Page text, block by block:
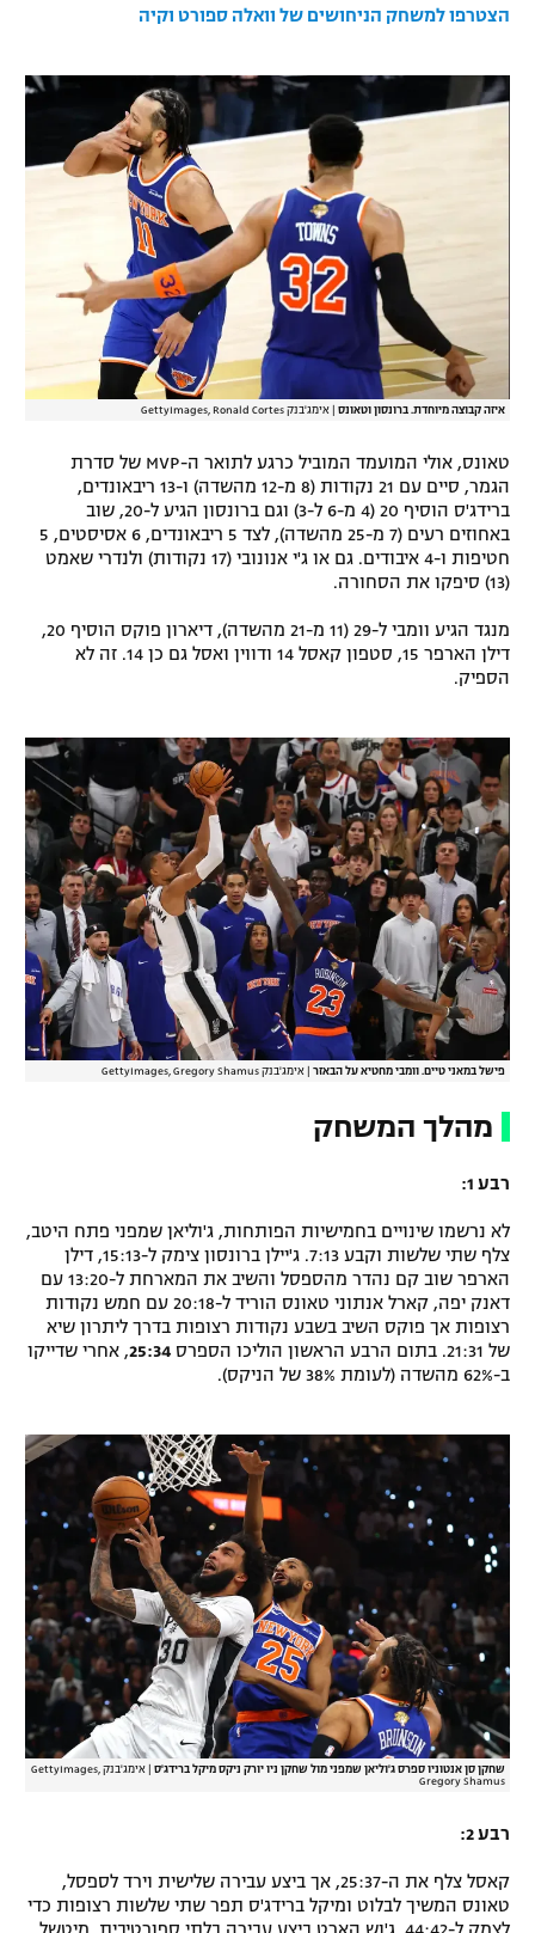
הצטרפו למשחק הניחושים של וואלה ספורט וקיה
איזה קבוצה מיוחדת. ברונסון וטאונס אימג'בנק GettyImages, Ronald Cortes
טאונס, אולי המועמד המוביל כרגע לתואר ה-MVP של סדרת
הגמר, סיים עם 21 נקודות (8 מ-12 מהשדה) ו-13 ריבאונדים,
ברידג'ס הוסיף 20 (4 מ-6 ל-3) וגם ברונסון הגיע ל-20, שוב
באחוזים רעים (7 מ-25 מהשדה), לצד 5 ריבאונדים, 6 אסיסטים, 5
חטיפות ו-4 איבודים. גם או ג'י אנונובי (17 נקודות) ולנדרי שאמט
(13) סיפקו את הסחורה.
מנגד הגיע וומבי ל-29 (11 מ-21 מהשדה), דיארון פוקס הוסיף 20,
דילן הארפר 15, סטפון קאסל 14 ודווין ואסל גם כן 14. זה לא
הספיק.
פישל במאני טיים. וומבי מחטיא על הבאזר אימג'בנק GettyImages, Gregory Shamus
מהלך המשחק
רבע 1:
לא נרשמו שינויים בחמישיות הפותחות, ג'וליאן שמפני פתח היטב,
צלף שתי שלשות וקבע 7:13. ג'יילן ברונסון צימק ל-15:13, דילן
הארפר שוב קם נהדר מהספסל והשיב את המארחת ל-13:20 עם
דאנק יפה, קארל אנתוני טאונס הוריד ל-20:18 עם חמש נקודות
רצופות אך פוקס השיב בשבע נקודות רצופות בדרך ליתרון שיא
של 21:31. בתום הרבע הראשון הוליכו הספרס
25:34, אחרי שדייקו
ב-62% מהשדה (לעומת 38% של הניקס).
שחקן סן אנטוניו ספרס ג'וליאן שמפני מול שחקן ניו יורק ניקס מיקל ברידג'ס
אימג'בנק GettyImages,
Gregory Shamus
רבע 2:
קאסל צלף את ה-25:37, אך ביצע עבירה שלישית וירד לספסל,
טאונס המשיך לבלוט ומיקל ברידג'ס תפר שתי שלשות רצופות כדי
לצמק ל-44:42. ג'וש הארט ביצע עבירה בלתי ספורטיבית, מיטשל